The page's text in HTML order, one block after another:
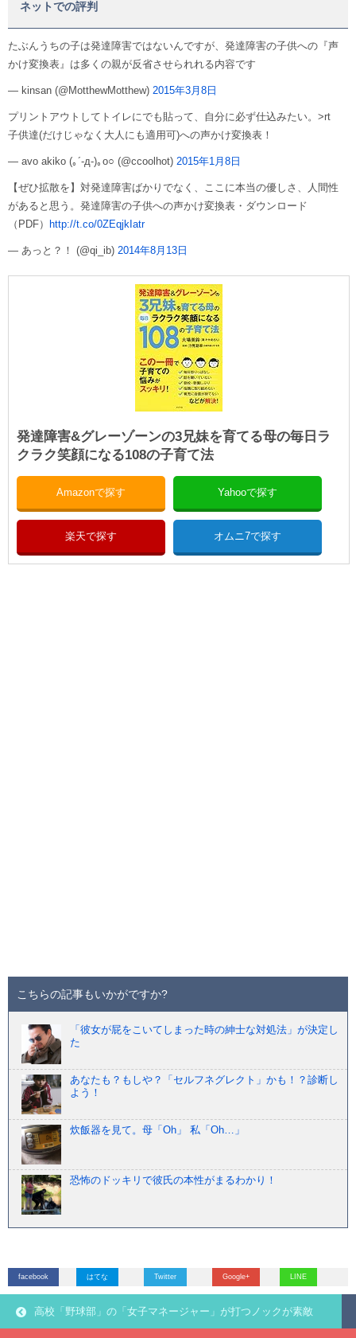
ネットでの評判
たぶんうちの子は発達障害ではないんですが、発達障害の子供への『声
かけ変換表』は多くの親が反省させられれる内容です
— kinsan (@MotthewMotthew) 2015年3月8日
プリントアウトしてトイレにでも貼って、自分に必ず仕込みたい。>rt
子供達(だけじゃなく大人にも適用可)への声かけ変換表！
— avo akiko (｡´-д-)｡o○ (@ccoolhot) 2015年1月8日
【ぜひ拡散を】対発達障害ばかりでなく、ここに本当の優しさ、人間性
があると思う。発達障害の子供への声かけ変換表・ダウンロード
（PDF）
http://t.co/0ZEqjkIatr
— あっと？！ (@qi_ib) 2014年8月13日
発達障害&グレーゾーンの3兄妹を育てる母の毎日ラ
クラク笑顔になる108の子育て法
Amazonで探す Yahooで探す
楽天で探す オムニ7で探す
こちらの記事もいかがですか?
「彼女が屁をこいてしまった時の紳士な対処法」が決定し
た
あなたも？もしや？「セルフネグレクト」かも！？診断し
よう！
炊飯器を見て。母「Oh」 私「Oh…」
恐怖のドッキリで彼氏の本性がまるわかり！
facebook はてな Twitter Google+ LINE
高校「野球部」の「女子マネージャー」が打つノックが素敵